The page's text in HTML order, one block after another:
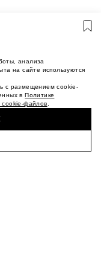
анализа
на сайте используются
с размещением cookie-
вПолитике
cookie-файлов
ПРОФИЛЬ
MAAG